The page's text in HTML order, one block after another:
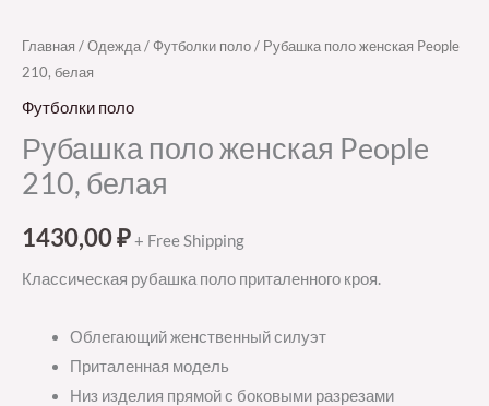
Главная /Одежда/Футболки поло/ Рубашка поло женская People
210, белая
Футболки поло
Рубашка поло женская People
210, белая
1430,00₽+ Free Shipping
Классическая рубашка поло приталенного кроя.
Облегающий женственный силуэт
Приталенная модель
Низ изделия прямой с боковыми разрезами